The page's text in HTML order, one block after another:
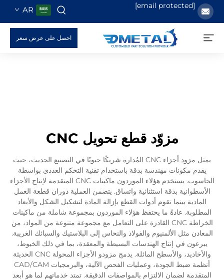
AR
احصل على عرض سعر
مزوّد قطع تحويل CNC
يمثل مزود أجزاء CNC المُدارة شريكًا حيويًا في التصنيع الحديث، حيث
مهندسة بدقة باستخدام تقنية التحكم العددي بواسطة
الحاسوب. يستخدم هؤلاء الموردون ماكينات CNC المتقدمة لإنتاج الأجزاء
بدقة استثنائية واتساق. يتضمن العملية دوران قطعة العمل
بينما تقوم أدوات القطع بإزالة المادة لتشكيل الشكل والأبعاد
عادةً ما يحتفظ هؤلاء الموردون بمجموعة شاملة من ماكينات
الخراطة CNC القادرة على التعامل مع مجموعة متنوعة من المواد، من
الألمنيوم والفولاذ والنحاس إلى البلاستيك والسبائك الغريبة.
في إنتاج الهندسات البسيطة والمعقدة، بما في ذلك الخيوط،
والأخاديد، والأسطح المائلة. يدمج مزودو الأجزاء المحولة CNC الحديثة
أنظمة ضبط الجودة، وعمليات الفحص الآلية، والبرمجيات CAD/CAM
لضمان الالتزام بالمواصفات الدقيقة. تمتد خدماتهم لما هو أبعد